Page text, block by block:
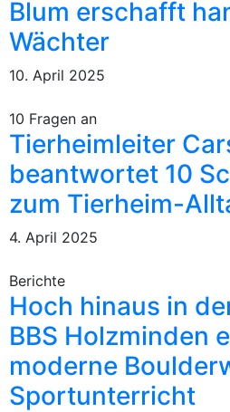
Blum erschafft
Wächter
10. April 2025
10 Fragen an
Tierheimleiter
beantwortet 10
zum Tierheim-
4. April 2025
Berichte
Hoch hinaus in
BBS Holzminden
moderne
Sportunterricht